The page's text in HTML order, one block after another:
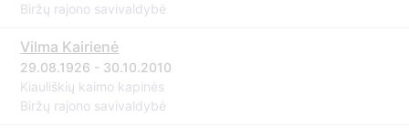
Biržų rajono savivaldybė
Vilma Kairienė
29.08.1926 - 30.10.2010
Kiauliškių kaimo kapinės
Biržų rajono savivaldybė